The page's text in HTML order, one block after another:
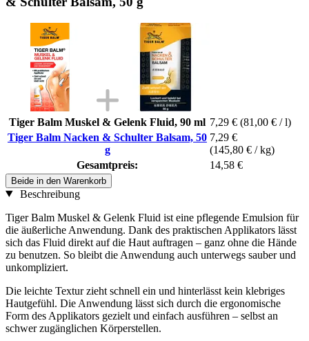
Tiger Balm Muskel & Gelenk Fluid, 90 ml 7,29 € (81,00 € / l)
Tiger Balm Nacken & Schulter Balsam, 50
g
7,29 €
(145,80 € / kg)
Gesamtpreis:
14,58 €
Beide in den Warenkorb
Beschreibung
Tiger Balm Muskel & Gelenk Fluid ist eine pflegende Emulsion für
die äußerliche Anwendung. Dank des praktischen Applikators lässt
sich das Fluid direkt auf die Haut auftragen – ganz ohne die Hände
zu benutzen. So bleibt die Anwendung auch unterwegs sauber und
unkompliziert.
Die leichte Textur zieht schnell ein und hinterlässt kein klebriges
Hautgefühl. Die Anwendung lässt sich durch die ergonomische
Form des Applikators gezielt und einfach ausführen – selbst an
schwer zugänglichen Körperstellen.